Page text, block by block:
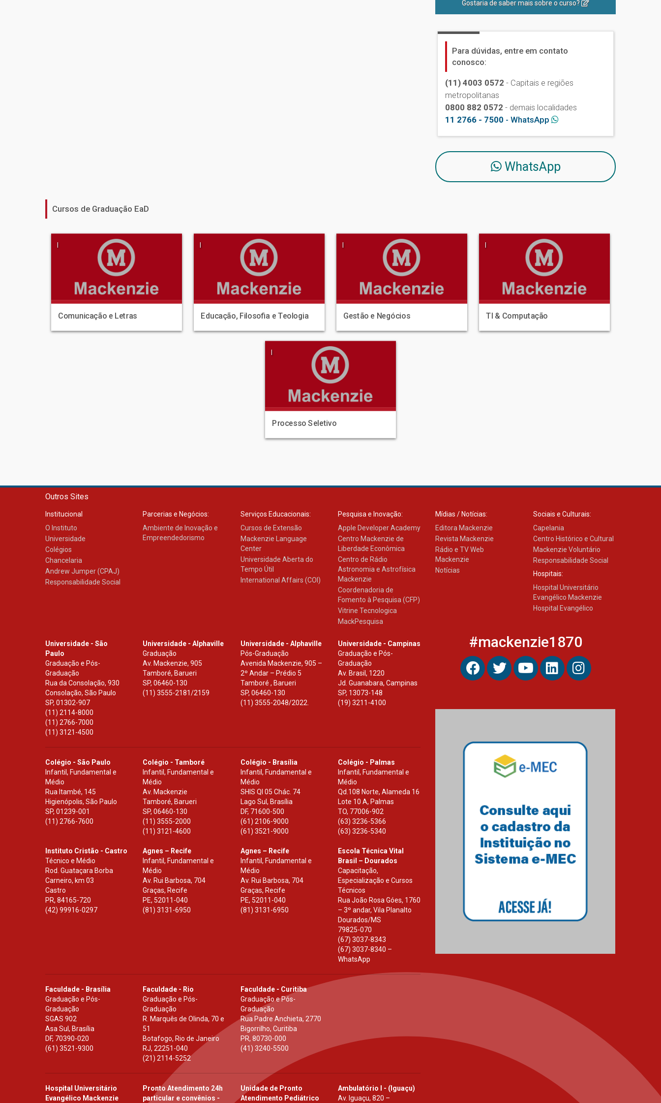
Gostaria de saber mais sobre o curso?
Para dúvidas, entre em contato
conosco:
(11) 4003 0572 - Capitais e regiões
metropolitanas
0800 882 0572 - demais localidades
11 2766 - 7500 - WhatsApp
WhatsApp
Cursos de Graduação EaD
|
Comunicação e Letras
|
Educação, Filosofia e Teologia
|
Gestão e Negócios
|
TI & Computação
|
Processo Seletivo
Outros Sites
Institucional
O Instituto
Universidade
Colégios
Chancelaria
Andrew Jumper (CPAJ)
Responsabilidade Social
Parcerias e Negócios:
Ambiente de Inovação e
Empreendedorismo
Serviços Educacionais:
Cursos de Extensão
Mackenzie Language
Center
Universidade Aberta do
Tempo Útil
International Affairs (COI)
Pesquisa e Inovação:
Apple Developer Academy
Centro Mackenzie de
Liberdade Econômica
Centro de Rádio
Astronomia e Astrofísica
Mackenzie
Coordenadoria de
Fomento à Pesquisa (CFP)
Vitrine Tecnologica
MackPesquisa
Mídias / Notícias:
Editora Mackenzie
Revista Mackenzie
Rádio e TV Web
Mackenzie
Notícias
Sociais e Culturais:
Capelania
Centro Histórico e Cultural
Mackenzie Voluntário
Responsabilidade Social
Hospitais:
Hospital Universitário
Evangélico Mackenzie
Hospital Evangélico
Universidade - São
Paulo
Graduação e Pós-
Graduação
Rua da Consolação, 930
Consolação, São Paulo
SP, 01302-907
(11) 2114-8000
(11) 2766-7000
(11) 3121-4500
Universidade - Alphaville
Graduação
Av. Mackenzie, 905
Tamboré, Barueri
SP,06460-130
(11) 3555-2181/2159
Universidade - Alphaville
Pós-Graduação
Avenida Mackenzie, 905 –
2º Andar – Prédio 5
Tamboré , Barueri
SP, 06460-130
(11) 3555-2048/2022.
Universidade - Campinas
Graduação e Pós-
Graduação
Av. Brasil, 1220
Jd. Guanabara, Campinas
SP, 13073-148
(19) 3211-4100
Colégio - São Paulo
Infantil, Fundamental e
Médio
Rua Itambé, 145
Higienópolis, São Paulo
SP, 01239-001
(11) 2766-7600
Colégio - Tamboré
Infantil, Fundamental e
Médio
Av. Mackenzie
Tamboré, Barueri
SP,06460-130
(11) 3555-2000
(11) 3121-4600
Colégio - Brasília
Infantil, Fundamental e
Médio
SHIS Ql 05 Chác. 74
Lago Sul, Brasília
DF, 71600-500
(61) 2106-9000
(61) 3521-9000
Colégio - Palmas
Infantil, Fundamental e
Médio
Qd.108 Norte, Alameda 16
Lote 10 A, Palmas
TO, 77006-902
(63) 3236-5366
(63) 3236-5340
Instituto Cristão - Castro
Técnico e Médio
Rod. Guataçara Borba
Carneiro, km 03
Castro
PR, 84165-720
(42) 99916-0297
Agnes – Recife
Infantil, Fundamental e
Médio
Av. Rui Barbosa, 704
Graças, Recife
PE, 52011-040
(81) 3131-6950
Agnes – Recife
Infantil, Fundamental e
Médio
Av. Rui Barbosa, 704
Graças, Recife
PE, 52011-040
(81) 3131-6950
Escola Técnica Vital
Brasil – Dourados
Capacitação,
Especialização e Cursos
Técnicos
Rua João Rosa Góes, 1760
– 3º andar, Vila Planalto
Dourados/MS
79825-070
(67) 3037-8343
(67) 3037-8340 –
WhatsApp
Faculdade - Brasília
Graduação e Pós-
Graduação
SGAS 902
Asa Sul, Brasília
DF, 70390-020
(61) 3521-9300
Faculdade - Rio
Graduação e Pós-
Graduação
R. Marquês de Olinda, 70 e
51
Botafogo, Rio de Janeiro
RJ,22251-040
(21) 2114-5252
Faculdade - Curitiba
Graduação e Pós-
Graduação
Rua Padre Anchieta, 2770
Bigorrilho, Curitiba
PR, 80730-000
(41) 3240-5500
Hospital Universitário
Evangélico Mackenzie
Pronto Atendimento 24h
particular e convênios -
Unidade de Pronto
Atendimento Pediátrico
Ambulatório I - (Iguaçu)
Av. Iguaçu, 820 –
#mackenzie1870